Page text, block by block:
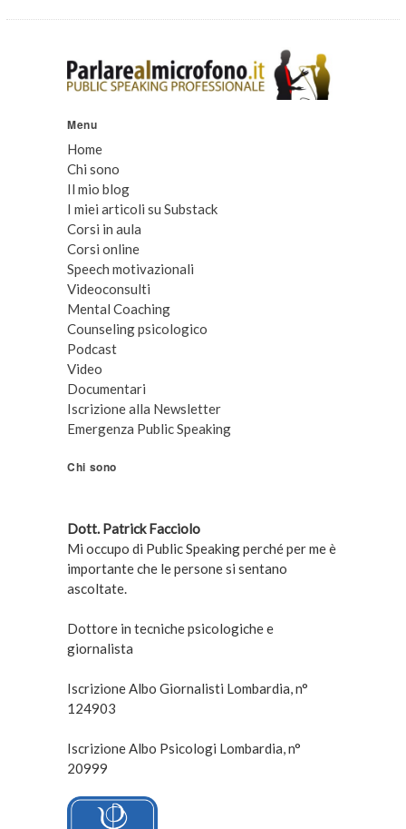
Menu
Home
Chi sono
Il mio blog
I miei articoli su Substack
Corsi in aula
Corsi online
Speech motivazionali
Videoconsulti
Mental Coaching
Counseling psicologico
Podcast
Video
Documentari
Iscrizione alla Newsletter
Emergenza Public Speaking
Chi sono
Dott. Patrick Facciolo
Mi occupo di Public Speaking perché per me è
importante che le persone si sentano
ascoltate.
Dottore in tecniche psicologiche e
giornalista
Iscrizione Albo Giornalisti Lombardia, n°
124903
Iscrizione Albo Psicologi Lombardia, n°
20999